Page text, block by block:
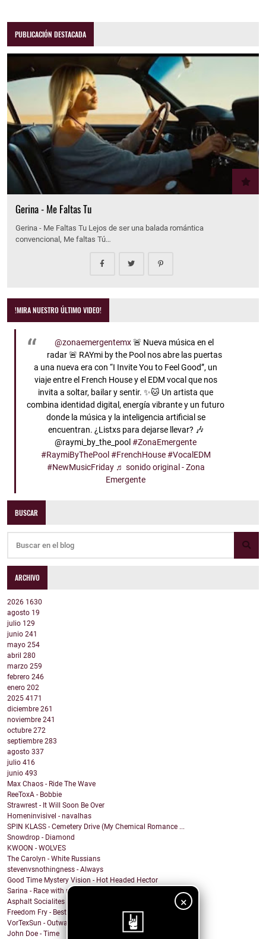
×
PUBLICACIÓN DESTACADA
Gerina - Me Faltas Tu
Gerina - Me Faltas Tu Lejos de ser una balada romántica
convencional, Me faltas Tú…
!MIRA NUESTRO ÚLTIMO VIDEO!
@zonaemergentemx🚨 Nueva música en el
radar 🚨 RAYmi by the Pool nos abre las puertas
a una nueva era con “I Invite You to Feel Good”, un
viaje entre el French House y el EDM vocal que nos
invita a soltar, bailar y sentir. ✨🐱 Un artista que
combina identidad digital, energía vibrante y un futuro
donde la música y la inteligencia artificial se
encuentran. ¿Listxs para dejarse llevar? 🎶
@raymi_by_the_pool#ZonaEmergente
#RaymiByThePool #FrenchHouse #VocalEDM
#NewMusicFriday ♬ sonido original - Zona
Emergente
BUSCAR
ARCHIVO
2026 1630
agosto 19
julio 129
junio 241
mayo 254
abril 280
marzo 259
febrero 246
enero 202
2025 4171
diciembre 261
noviembre 241
octubre 272
septiembre 283
agosto 337
julio 416
junio 493
Max Chaos - Ride The Wave
ReeToxA - Bobbie
Strawrest - It Will Soon Be Over
Homeninvisivel - navalhas
SPIN KLASS - Cemetery Drive (My Chemical Romance ...
Snowdrop - Diamond
KWOON - WOLVES
The Carolyn - White Russians
stevenvsnothingness - Always
Good Time Mystery Vision - Hot Headed Hector
Sarina - Race with no end
Asphalt Socialites - Marcus Aurelius
Freedom Fry - Best Friend
VorTexSun - Outward Spinning
John Doe - Time